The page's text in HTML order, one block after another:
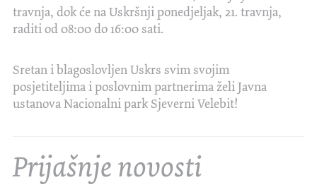
travnja, dok će na Uskršnji ponedjeljak, 21. travnja,
raditi od 08:00 do 16:00 sati.
Sretan i blagoslovljen Uskrs svim svojim
posjetiteljima i poslovnim partnerima želi Javna
ustanova Nacionalni park Sjeverni Velebit!
Prijašnje novosti